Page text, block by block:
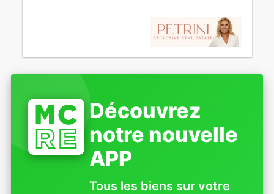
Découvrez
notre nouvelle
APP
Tous les biens sur votre